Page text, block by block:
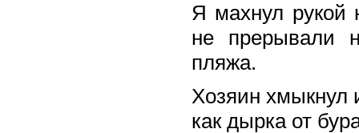
Я махнул рукой
не прерывали
пляжа.
Хозяин хмыкнул
как дырка от